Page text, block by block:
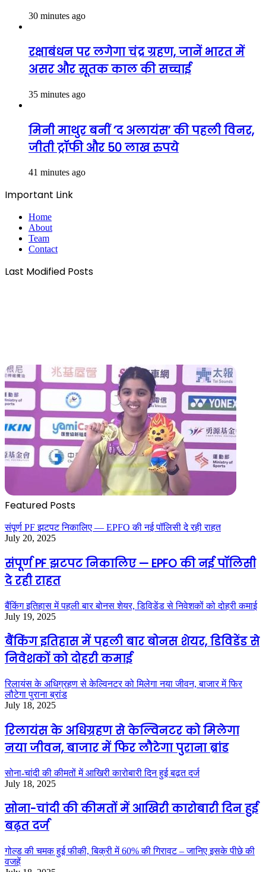
30 minutes ago
रक्षाबंधन पर लगेगा चंद्र ग्रहण, जानें भारत में
असर और सूतक काल की सच्चाई
35 minutes ago
मिनी माथुर बनीं ‘द अलायंस’ की पहली विनर,
जीती ट्रॉफी और 50 लाख रुपये
41 minutes ago
Important Link
Home
About
Team
Contact
Last Modified Posts
Featured Posts
संपूर्ण PF झटपट निकालिए — EPFO की नई पॉलिसी दे रही राहत
July 20, 2025
संपूर्ण PF झटपट निकालिए — EPFO की नई पॉलिसी
दे रही राहत
बैंकिंग इतिहास में पहली बार बोनस शेयर, डिविडेंड से निवेशकों को दोहरी कमाई
July 19, 2025
बैंकिंग इतिहास में पहली बार बोनस शेयर, डिविडेंड से
निवेशकों को दोहरी कमाई
रिलायंस के अधिग्रहण से केल्विनटर को मिलेगा नया जीवन, बाजार में फिर
लौटेगा पुराना ब्रांड
July 18, 2025
रिलायंस के अधिग्रहण से केल्विनटर को मिलेगा
नया जीवन, बाजार में फिर लौटेगा पुराना ब्रांड
सोना-चांदी की कीमतों में आखिरी कारोबारी दिन हुई बढ़त दर्ज
July 18, 2025
सोना-चांदी की कीमतों में आखिरी कारोबारी दिन हुई
बढ़त दर्ज
गोल्ड की चमक हुई फीकी, बिक्री में 60% की गिरावट – जानिए इसके पीछे की
वजहें